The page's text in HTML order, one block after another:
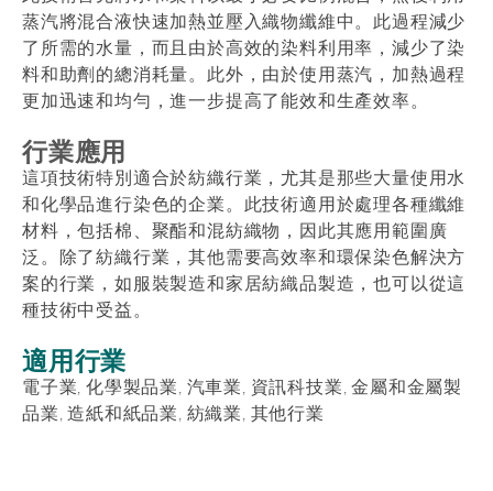
蒸汽將混合液快速加熱並壓入織物纖維中。此過程減少
了所需的水量，而且由於高效的染料利用率，減少了染
料和助劑的總消耗量。此外，由於使用蒸汽，加熱過程
更加迅速和均勻，進一步提高了能效和生產效率。
行業應用
這項技術特別適合於紡織行業，尤其是那些大量使用水
和化學品進行染色的企業。此技術適用於處理各種纖維
材料，包括棉、聚酯和混紡織物，因此其應用範圍廣
泛。除了紡織行業，其他需要高效率和環保染色解決方
案的行業，如服裝製造和家居紡織品製造，也可以從這
種技術中受益。
適用行業
電子業, 化學製品業, 汽車業, 資訊科技業, 金屬和金屬製
品業, 造紙和紙品業, 紡織業, 其他行業